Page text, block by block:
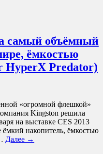
самый объёмный
ёмкостью
HyperX Predator)
«огромной флешкой»
Kingston решила
на выставке CES 2013
ёмкий накопитель, ёмкостью
Далее →